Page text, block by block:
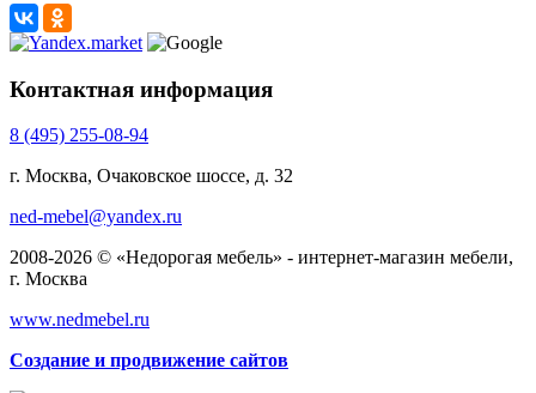
Контактная информация
8 (495) 255-08-94
г. Москва, Очаковское шоссе, д. 32
ned-mebel@yandex.ru
2008-2026 © «Недорогая мебель» - интернет-магазин мебели,
г. Москва
www.nedmebel.ru
Создание и продвижение сайтов